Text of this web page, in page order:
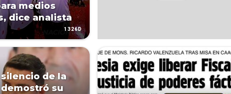
medios
dice analista
1326D
de la
su